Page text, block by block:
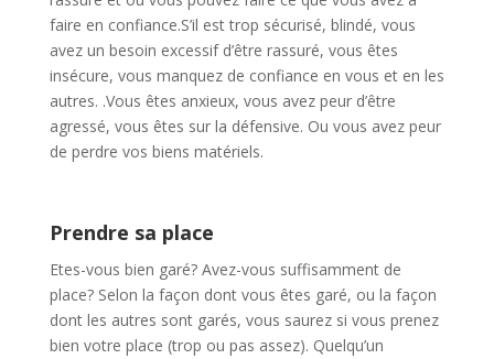
faire en confiance.S’il est trop sécurisé, blindé, vous
avez un besoin excessif d’être rassuré, vous êtes
insécure, vous manquez de confiance en vous et en les
autres. .Vous êtes anxieux, vous avez peur d’être
agressé, vous êtes sur la défensive. Ou vous avez peur
de perdre vos biens matériels.
Prendre sa place
Etes-vous bien garé? Avez-vous suffisamment de
place? Selon la façon dont vous êtes garé, ou la façon
dont les autres sont garés, vous saurez si vous prenez
bien votre place (trop ou pas assez). Quelqu’un